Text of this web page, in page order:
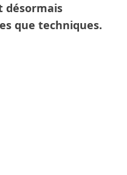
désormais
que techniques.